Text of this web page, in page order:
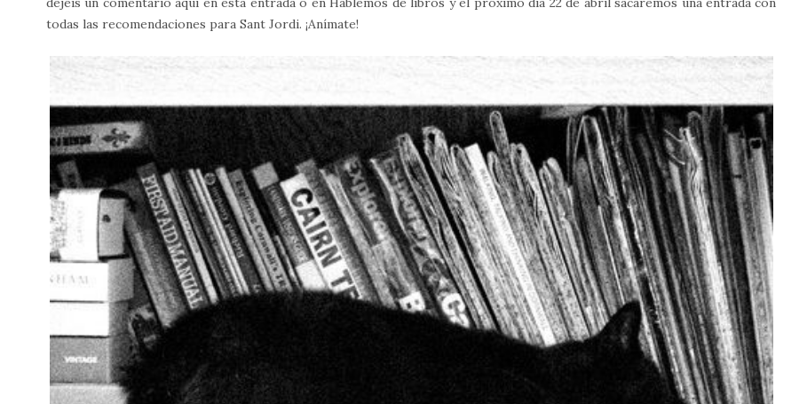
todas las recomendaciones para Sant Jordi. ¡Anímate!